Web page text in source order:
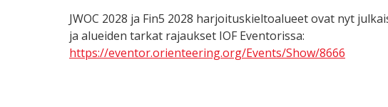
JWOC 2028 ja Fin5 2028 harjoituskieltoalueet ovat nyt
ja alueiden tarkat rajaukset IOF Eventorissa:
https://eventor.orienteering.org/Events/Show/8666